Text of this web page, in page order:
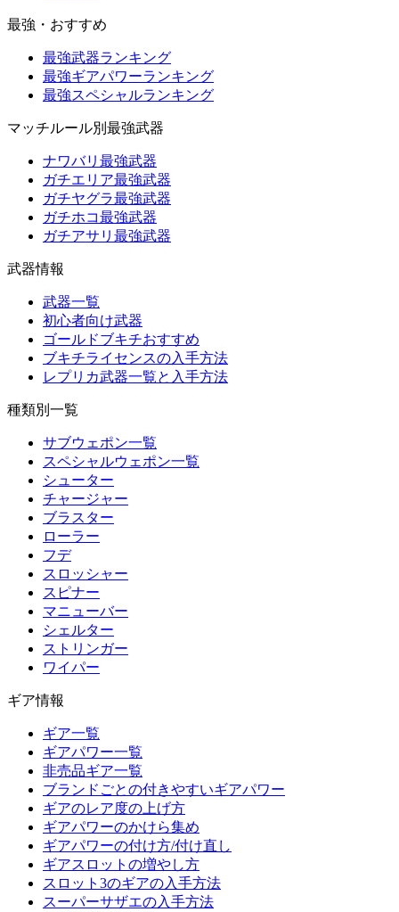
最強・おすすめ
最強武器ランキング
最強ギアパワーランキング
最強スペシャルランキング
マッチルール別最強武器
ナワバリ最強武器
ガチエリア最強武器
ガチヤグラ最強武器
ガチホコ最強武器
ガチアサリ最強武器
武器情報
武器一覧
初心者向け武器
ゴールドブキチおすすめ
ブキチライセンスの入手方法
レプリカ武器一覧と入手方法
種類別一覧
サブウェポン一覧
スペシャルウェポン一覧
シューター
チャージャー
ブラスター
ローラー
フデ
スロッシャー
スピナー
マニューバー
シェルター
ストリンガー
ワイパー
ギア情報
ギア一覧
ギアパワー一覧
非売品ギア一覧
ブランドごとの付きやすいギアパワー
ギアのレア度の上げ方
ギアパワーのかけら集め
ギアパワーの付け方/付け直し
ギアスロットの増やし方
スロット3のギアの入手方法
スーパーサザエの入手方法